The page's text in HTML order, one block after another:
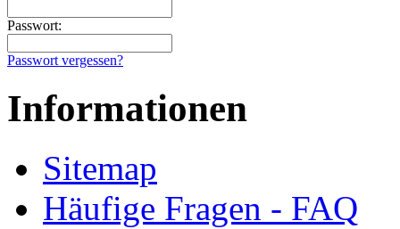
Passwort:
Passwort vergessen?
Informationen
Sitemap
Häufige Fragen - FAQ